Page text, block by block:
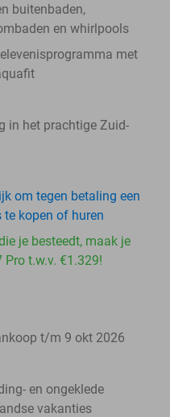
buitenbaden,
en whirlpools
met
in het prachtige Zuid-
om tegen betaling een
kopen of huren
je besteedt, maak je
t.w.v. €1.329!
t/m 9 okt 2026
en ongeklede
vakanties